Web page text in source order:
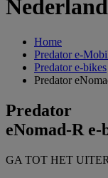
Nederland
Home
‌Predator e-
Predator e-bikes
Predator
Predator
eNomad-R e-
GA TOT HET